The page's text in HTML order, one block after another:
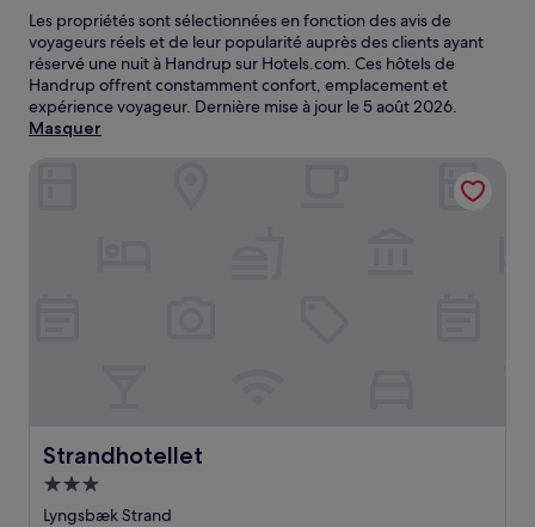
Les propriétés sont sélectionnées en fonction des avis de
voyageurs réels et de leur popularité auprès des clients ayant
réservé une nuit à Handrup sur Hotels.com. Ces hôtels de
Handrup offrent constamment confort, emplacement et
expérience voyageur. Dernière mise à jour le5 août 2026.
Masquer
Strandhotellet
Strandhotellet
Hébergement
3.0 étoiles
Lyngsbæk Strand